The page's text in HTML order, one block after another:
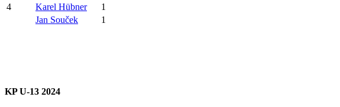
4
Karel Hübner
1
Jan Souček
1
KP U-13 2024